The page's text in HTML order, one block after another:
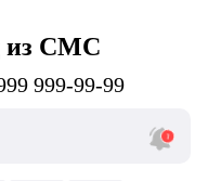
из СМС
999-99-99